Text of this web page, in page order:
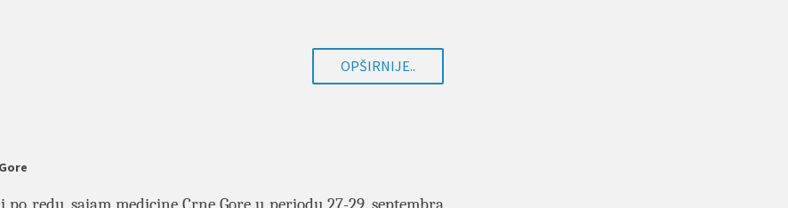
OPŠIRNIJE..
redu, sajam medicine Crne Gore u periodu 27-29. septembra